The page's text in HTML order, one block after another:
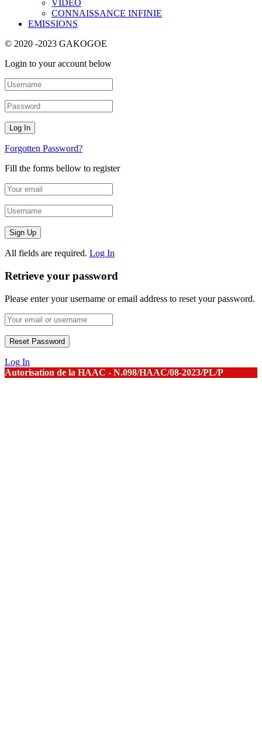
VIDEO
CONNAISSANCE INFINIE
EMISSIONS
© 2020 -2023 GAKOGOE
Login to your account below
Forgotten Password?
Fill the forms bellow to register
All fields are required. Log In
Retrieve your password
Please enter your username or email address to reset your password.
Log In
Autorisation de la HAAC - N.098/HAAC/08-2023/PL/P